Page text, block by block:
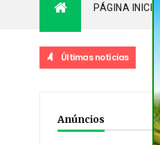
PÁGINA INICIAL
Últimas notícias
Anúncios